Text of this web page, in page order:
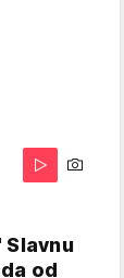
Slavnu
od